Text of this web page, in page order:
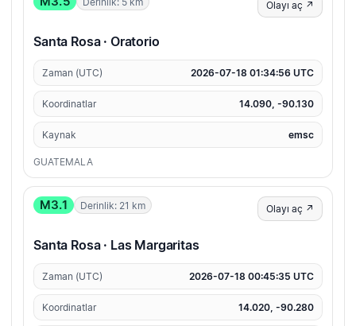
Olayı aç ↗
Santa Rosa · Oratorio
Zaman (UTC) 2026-07-18 01:34:56 UTC
Koordinatlar 14.090, -90.130
Kaynak emsc
GUATEMALA
M3.1 Derinlik: 21 km Olayı aç ↗
Santa Rosa · Las Margaritas
Zaman (UTC) 2026-07-18 00:45:35 UTC
Koordinatlar 14.020, -90.280